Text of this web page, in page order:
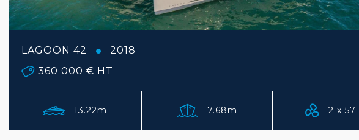
LAGOON 42
2018
360 000 € HT
13.22m 7.68m 2 x 57